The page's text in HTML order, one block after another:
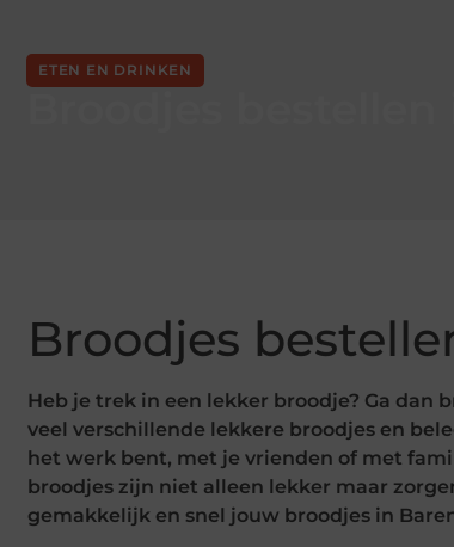
ETEN EN DRINKEN
Broodjes
Broodjes
Heb je trek in een lekker broodje? Ga dan
veel verschillende lekkere broodjes en
het werk bent, met je vrienden of met
broodjes zijn niet alleen lekker maar
gemakkelijk en snel jouw broodjes in